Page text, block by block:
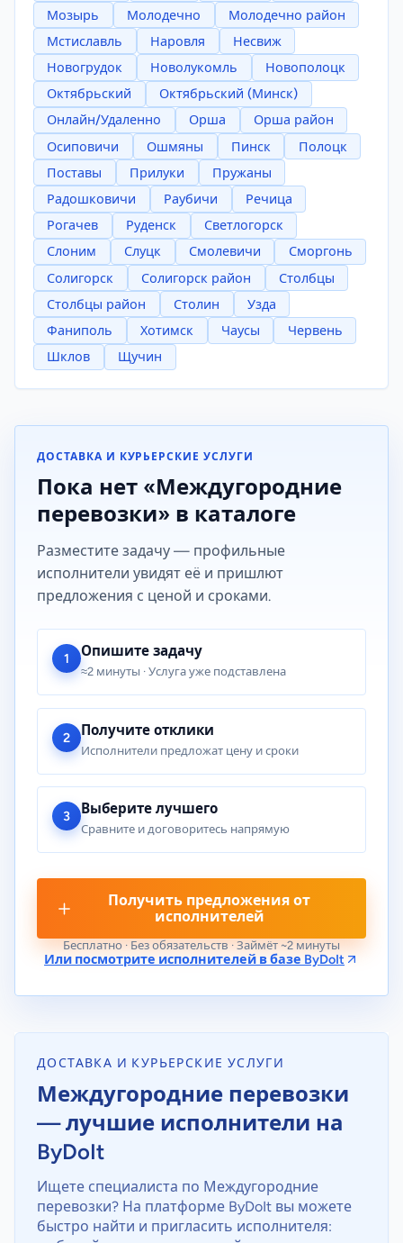
Мозырь
Молодечно
Молодечно район
Мстиславль
Наровля
Несвиж
Новогрудок
Новолукомль
Новополоцк
Октябрьский
Октябрьский (Минск)
Онлайн/Удаленно
Орша
Орша район
Осиповичи
Ошмяны Пинск
Полоцк
Поставы
Прилуки
Пружаны
Радошковичи
Раубичи
Речица
Рогачев
Руденск
Светлогорск
Слоним
Слуцк Смолевичи
Сморгонь
Солигорск
Солигорск район
Столбцы
Столбцы район
Столин
Узда
Фаниполь
Хотимск Чаусы
Червень
Шклов
Щучин
ДОСТАВКА И КУРЬЕРСКИЕ УСЛУГИ
Пока нет «Междугородние
перевозки» в каталоге
Разместите задачу — профильные
исполнители увидят её и пришлют
предложения с ценой и сроками.
1 Опишите задачу
≈2 минуты · Услуга уже подставлена
2 Получите отклики
Исполнители предложат цену и сроки
3 Выберите лучшего
Сравните и договоритесь напрямую
Получить предложения от
исполнителей
Бесплатно · Без обязательств · Займёт ~2 минуты
Или посмотрите исполнителей в базе ByDoIt
ДОСТАВКА И КУРЬЕРСКИЕ УСЛУГИ
Междугородние перевозки
— лучшие исполнители на
ByDoIt
Ищете специалиста по Междугородние
перевозки? На платформе ByDoIt вы можете
быстро найти и пригласить исполнителя: